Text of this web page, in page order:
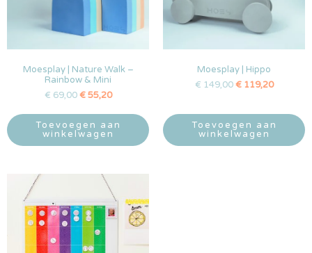
Moesplay | Nature Walk –
Rainbow & Mini
€ 69,00 €55,20
Toevoegen aan
winkelwagen
Moesplay | Hippo
€ 149,00 €119,20
Toevoegen aan
winkelwagen